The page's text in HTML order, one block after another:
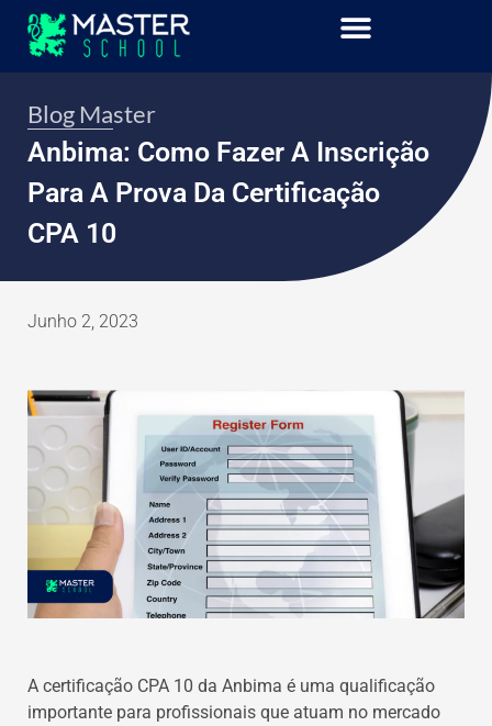
Blog Master
Anbima: Como Fazer A Inscrição
Para A Prova Da Certificação
CPA 10
Junho 2, 2023
A certificação CPA 10 da Anbima é uma qualificação
importante para profissionais que atuam no mercado